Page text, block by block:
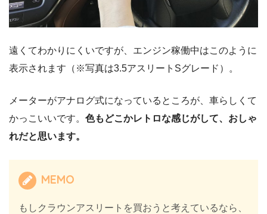
遠くてわかりにくいですが、エンジン稼働中はこのように
表示されます（※写真は3.5アスリートSグレード）。
メーターがアナログ式になっているところが、車らしくて
かっこいいです。 色もどこかレトロな感じがして、おしゃ
れだと思います。
MEMO
もしクラウンアスリートを買おうと考えているなら、